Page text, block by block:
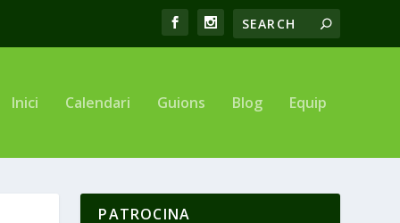
Inici Calendari Guions Blog Equip
PATROCINA